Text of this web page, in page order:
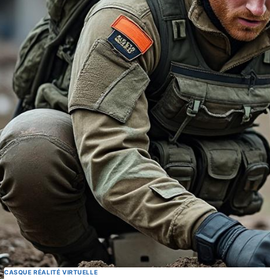
CASQUE RÉALITÉ VIRTUELLE